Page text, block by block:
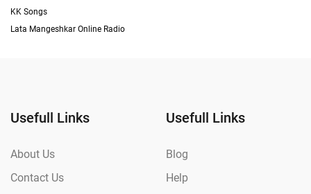
KK Songs
Lata Mangeshkar Online Radio
Usefull Links
About Us
Contact Us
Usefull Links
Blog
Help